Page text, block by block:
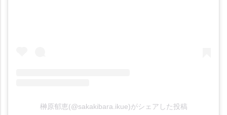
榊原郁恵(@sakakibara.ikue)がシェアした投稿